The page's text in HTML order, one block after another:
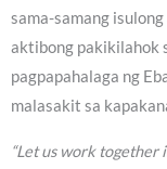
sama-samang
aktibong pakikilahok
pagpapahalaga ng
malasakit sa
“Let us work together